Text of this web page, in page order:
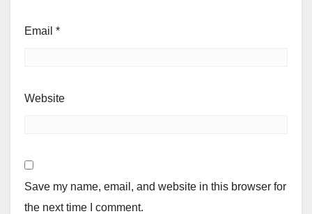
Email *
Website
Save my name, email, and website in this browser for
the next time I comment.